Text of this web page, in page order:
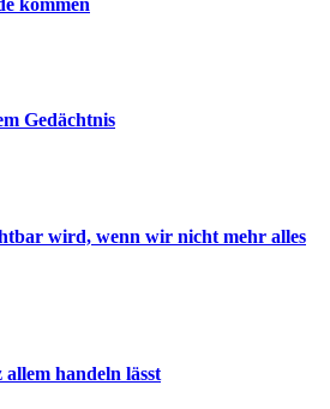
Gedächtnis
wird, wenn wir nicht mehr alles
handeln lässt